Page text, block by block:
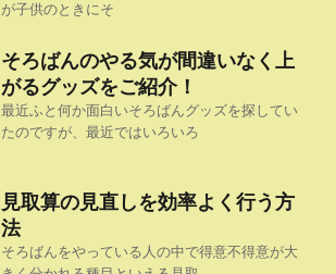
が子供のときにそ
そろばんのやる気が間違いなく上
がるグッズをご紹介！
最近ふと何か面白いそろばんグッズを探してい
たのですが、最近ではいろいろ
見取算の見直しを効率よく行う方
法
そろばんをやっている人の中で得意不得意が大